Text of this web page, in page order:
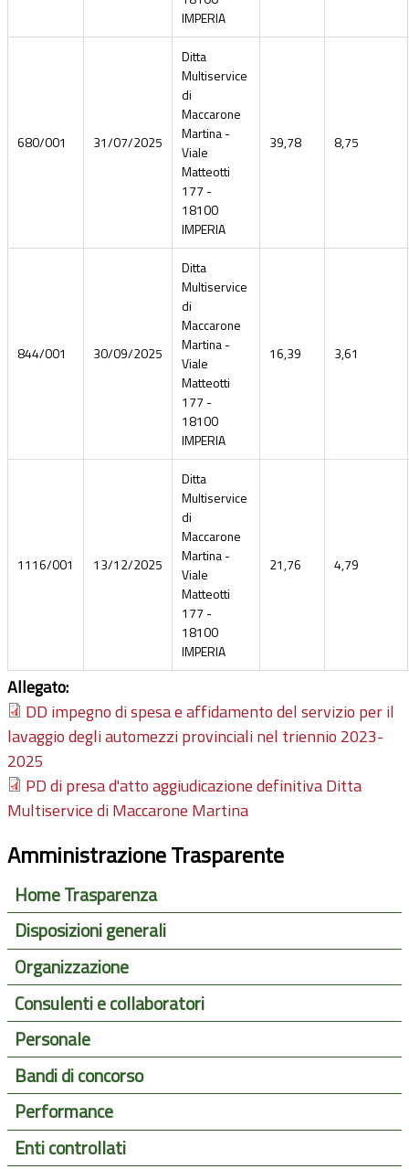
IMPERIA
680/001 31/07/2025
Ditta
Multiservice
di
Maccarone
Martina -
Viale
Matteotti
177 -
18100
IMPERIA
39,78 8,75
844/001 30/09/2025
Ditta
Multiservice
di
Maccarone
Martina -
Viale
Matteotti
177 -
18100
IMPERIA
16,39 3,61
1116/001 13/12/2025
Ditta
Multiservice
di
Maccarone
Martina -
Viale
Matteotti
177 -
18100
IMPERIA
21,76 4,79
Allegato:
DD impegno di spesa e affidamento del servizio per il
lavaggio degli automezzi provinciali nel triennio 2023-
2025
PD di presa d'atto aggiudicazione definitiva Ditta
Multiservice di Maccarone Martina
Amministrazione Trasparente
Home Trasparenza
Disposizioni generali
Organizzazione
Consulenti e collaboratori
Personale
Bandi di concorso
Performance
Enti controllati